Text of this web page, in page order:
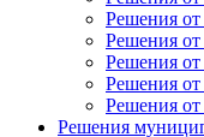
Решения от
Решения от
Решения от
Решения от
Решения от
Решения